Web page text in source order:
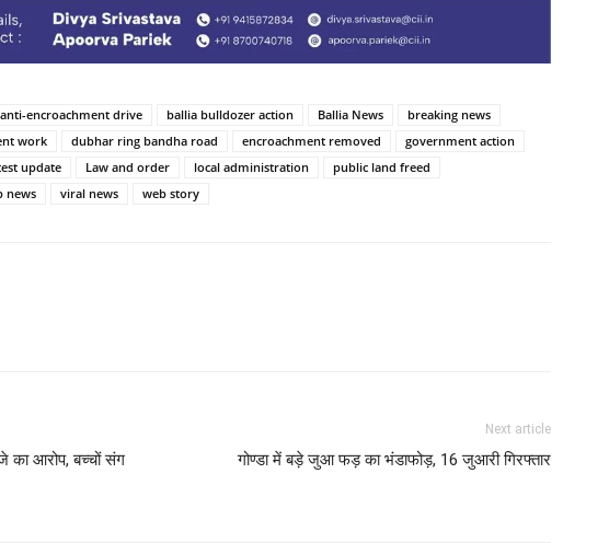
anti-encroachment drive ballia bulldozer action Ballia News
breaking news
work dubhar ring bandha road encroachment removed
government action
update Law and order local administration
public land freed
news viral news web story
का आरोप, बच्चों संग
Next article
गोण्डा में बड़े जुआ फड़ का भंडाफोड़, 16 जुआरी गिरफ्तार